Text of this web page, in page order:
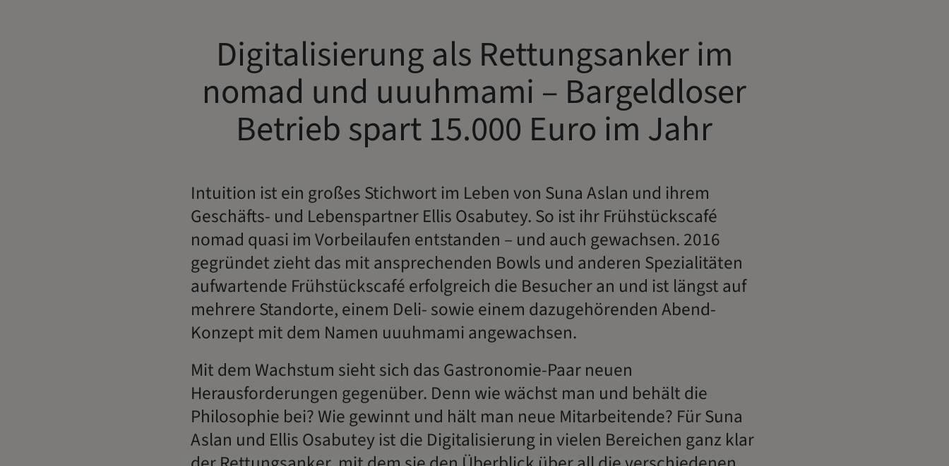
Digitalisierung als Rettungsanker im
nomad und uuuhmami – Bargeldloser
Betrieb spart 15.000 Euro im Jahr
Intuition ist ein großes Stichwort im Leben von Suna Aslan und ihrem
Geschäfts- und Lebenspartner Ellis Osabutey. So ist ihr Frühstückscafé
nomad quasi im Vorbeilaufen entstanden – und auch gewachsen. 2016
gegründet zieht das mit ansprechenden Bowls und anderen Spezialitäten
aufwartende Frühstückscafé erfolgreich die Besucher an und ist längst auf
mehrere Standorte, einem Deli- sowie einem dazugehörenden Abend-
Konzept mit dem Namen uuuhmami angewachsen.
Mit dem Wachstum sieht sich das Gastronomie-Paar neuen
Herausforderungen gegenüber. Denn wie wächst man und behält die
Philosophie bei? Wie gewinnt und hält man neue Mitarbeitende? Für Suna
Aslan und Ellis Osabutey ist die Digitalisierung in vielen Bereichen ganz klar